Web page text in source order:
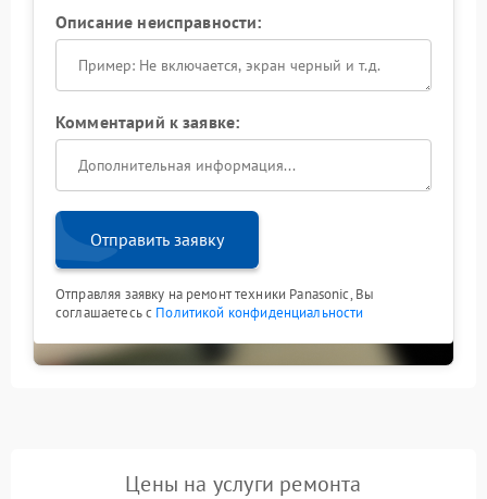
Описание неисправности:
Комментарий к заявке:
Отправить заявку
Отправляя заявку на ремонт техники Panasonic, Вы
соглашаетесь с Политикой конфиденциальности
Цены на услуги ремонта